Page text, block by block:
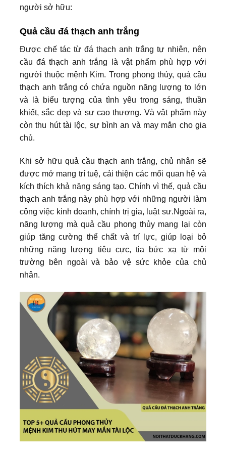
người sở hữu:
Quả cầu đá thạch anh trắng
Được chế tác từ đá thạch anh trắng tự nhiên, nên
cầu đá thạch anh trắng là vật phẩm phù hợp với
người thuộc mệnh Kim. Trong phong thủy, quả cầu
thạch anh trắng có chứa nguồn năng lượng to lớn
và là biểu tượng của tình yêu trong sáng, thuần
khiết, sắc đẹp và sự cao thượng. Và vật phẩm này
còn thu hút tài lộc, sự bình an và may mắn cho gia
chủ.
Khi sở hữu quả cầu thạch anh trắng, chủ nhân sẽ
được mở mang trí tuệ, cải thiện các mối quan hệ và
kích thích khả năng sáng tạo. Chính vì thế, quả cầu
thạch anh trắng này phù hợp với những người làm
công việc kinh doanh, chính trị gia, luật sư.Ngoài ra,
năng lượng mà quả cầu phong thủy mang lại còn
giúp tăng cường thể chất và trí lực, giúp loại bỏ
những năng lượng tiêu cực, tia bức xạ từ môi
trường bên ngoài và bảo vệ sức khỏe của chủ
nhân.